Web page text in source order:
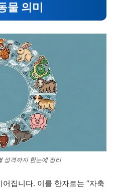
물 의미
성격까지 한눈에 정리
집니다. 이를 한자로는 “자축